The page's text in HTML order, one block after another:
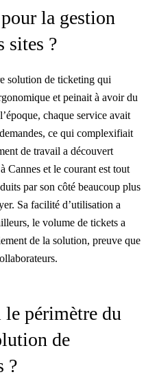
la gestion
sites ?
solution de ticketing qui
et peinait à avoir du
chaque service avait
ce qui complexifiait
de travail a découvert
Cannes et le courant est tout
par son côté beaucoup plus
Sa facilité d’utilisation a
le volume de tickets a
de la solution, preuve que
le périmètre du
de
?